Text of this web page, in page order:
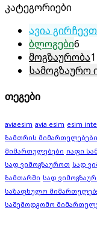
კატეგორიები
ავია გირჩევთ
ბლოგები6
მოგზაურობა1
სამოგზაურო
თეგები
aviaesim avia esim esim
ზამთრის მიმართულებები
მიმართულებები იაფი
სად ვიმოგზაუროთ სად
ზამთარში სად
საზაფხულო
საშემოდგომო